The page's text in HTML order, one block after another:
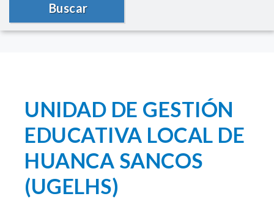
Buscar
UNIDAD DE GESTIÓN
EDUCATIVA LOCAL DE
HUANCA SANCOS
(UGELHS)